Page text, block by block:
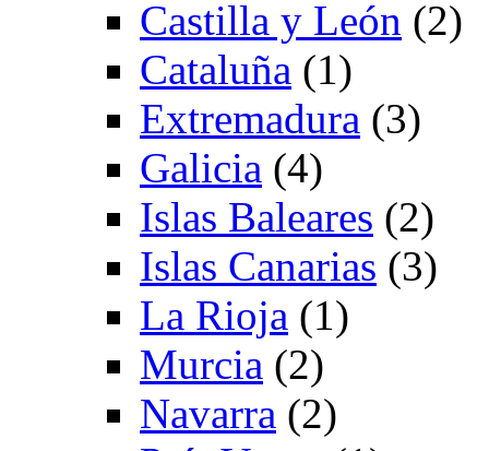
Castilla y León (2)
Cataluña (1)
Extremadura (3)
Galicia (4)
Islas Baleares (2)
Islas Canarias (3)
La Rioja (1)
Murcia (2)
Navarra (2)